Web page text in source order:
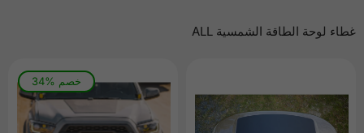
غطاء لوحة الطاقة الشمسية ALL
34% خصم